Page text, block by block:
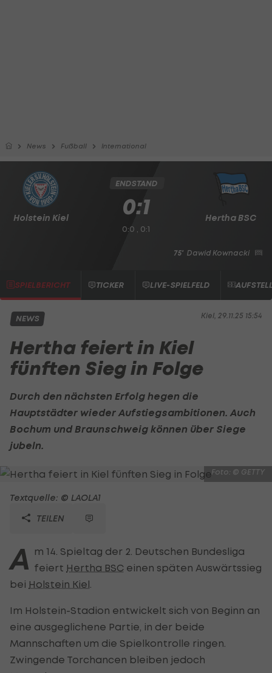
News Fußball International
Holstein Kiel Hertha BSC
ENDSTAND
0:1
0:0 , 0:1
75' Dawid Kownacki
SPIELBERICHT TICKER LIVE-SPIELFELD
Kiel, 29.11.25 15:54
NEWS
Hertha feiert in Kiel
fünften Sieg in Folge
Durch den nächsten Erfolg hegen die
Hauptstädter wieder Aufstiegsambitionen. Auch
Bochum und Braunschweig können über Siege
jubeln.
Foto: © GETTY
Textquelle: © LAOLA1
TEILEN
A m 14. Spieltag der 2. Deutschen Bundesliga
feiert Hertha BSC einen späten Auswärtssieg
bei Holstein Kiel
Im Holstein-Stadion entwickelt sich von Beginn an
eine ausgeglichene Partie, in der beide
Mannschaften um die Spielkontrolle ringen.
Zwingende Torchancen bleiben jedoch